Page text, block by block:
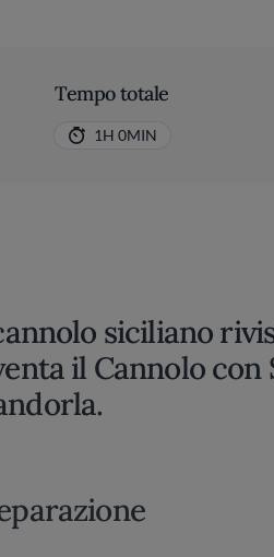
Tempo totale
1H 0MIN
siciliano
il Cannolo